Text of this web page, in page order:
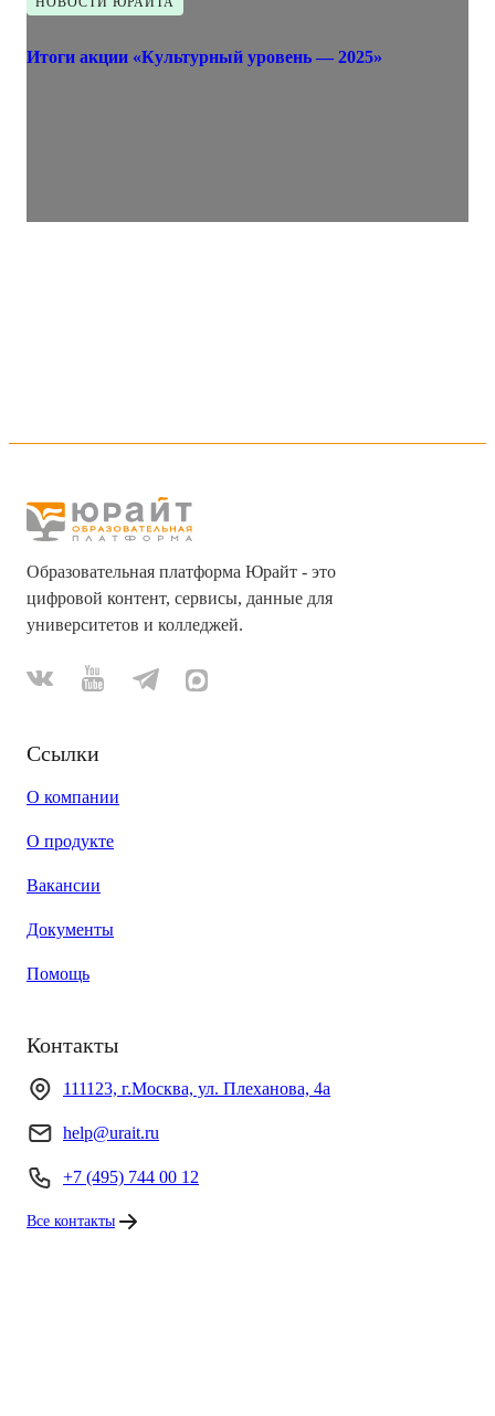
Итоги акции «Культурный уровень — 2025»
Образовательная платформа Юрайт - это
цифровой контент, сервисы, данные для
университетов и колледжей.
Ссылки
О компании
О продукте
Вакансии
Документы
Помощь
Контакты
111123, г.Москва, ул. Плеханова, 4а
help@urait.ru
+7 (495) 744 00 12
Все контакты